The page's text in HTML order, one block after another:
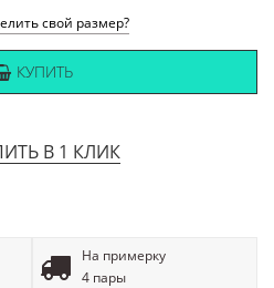
свой размер?
КУПИТЬ
В 1 КЛИК
На примерку
4 пары